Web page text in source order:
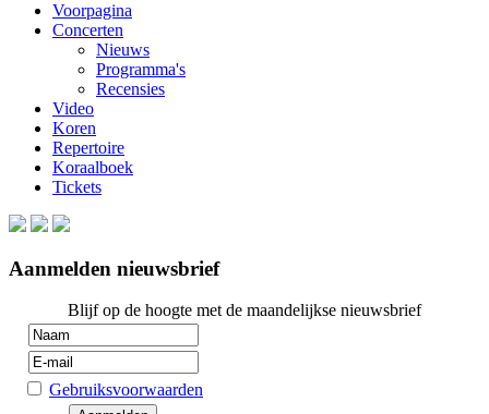
Voorpagina
Concerten
Nieuws
Programma's
Recensies
Video
Koren
Repertoire
Koraalboek
Tickets
Aanmelden nieuwsbrief
Blijf op de hoogte met de maandelijkse nieuwsbrief
Gebruiksvoorwaarden